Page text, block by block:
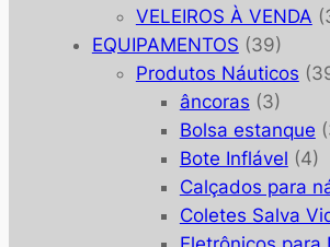
VELEIROS À VENDA
EQUIPAMENTOS (39)
Produtos Náuticos
âncoras (3)
Bolsa estanque
Bote Inflável (4)
Calçados para
Coletes Salva